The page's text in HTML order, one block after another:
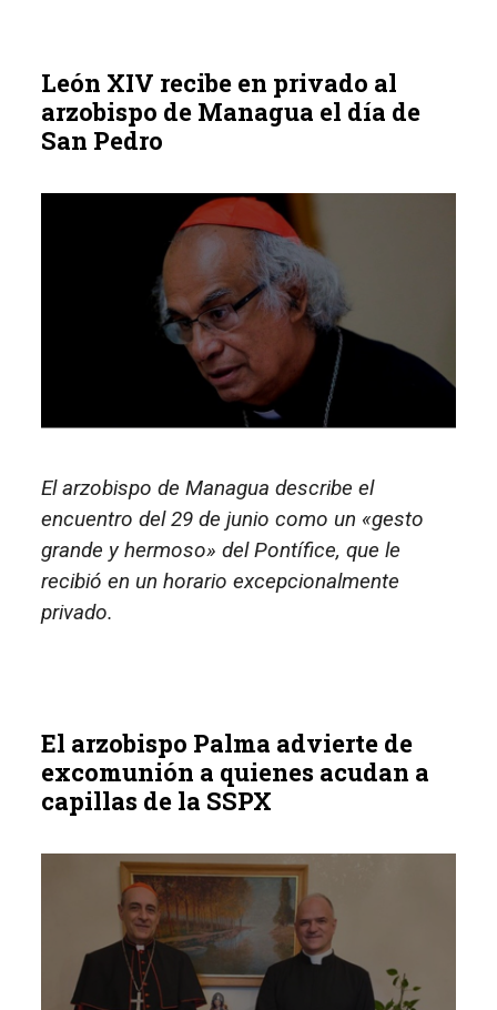
León XIV recibe en privado al
arzobispo de Managua el día de
San Pedro
El arzobispo de Managua describe el
encuentro del 29 de junio como un «gesto
grande y hermoso» del Pontífice, que le
recibió en un horario excepcionalmente
privado.
El arzobispo Palma advierte de
excomunión a quienes acudan a
capillas de la SSPX